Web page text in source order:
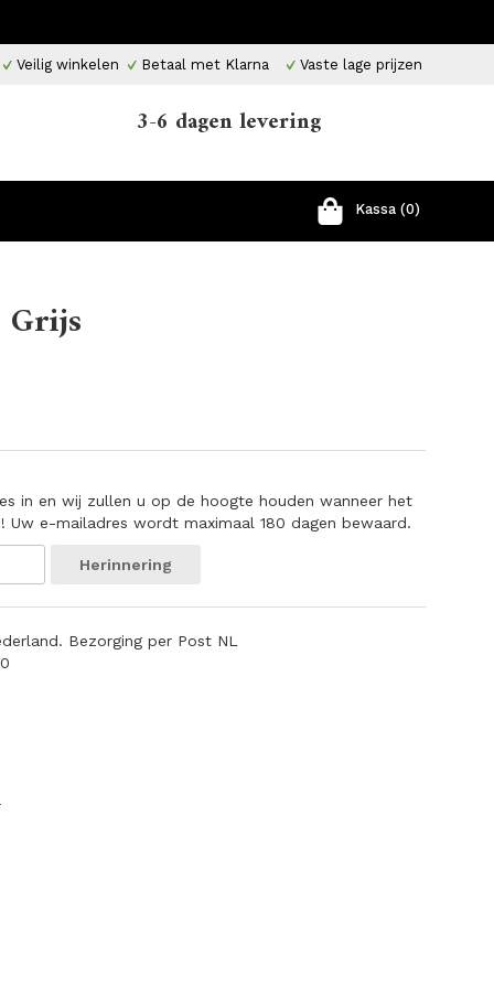
Veilig winkelen Betaal met Klarna Vaste lage prijzen
3-6 dagen levering
Kassa (0)
in en wij zullen u op de hoogte houden wanneer het
e-mailadres wordt maximaal 180 dagen bewaard.
Herinnering
Bezorging per Post NL